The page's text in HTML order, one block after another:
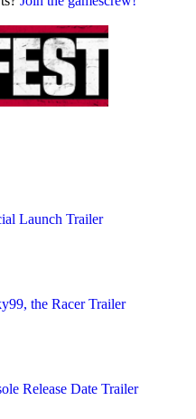
Launch Trailer
the Racer Trailer
Release Date Trailer